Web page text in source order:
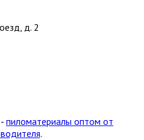
д. 2
пиломатериалы оптом от
.